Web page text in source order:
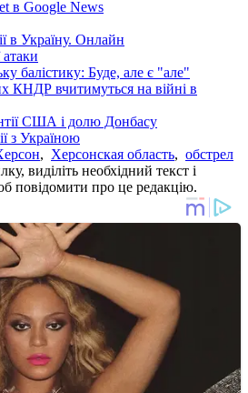
в Google News
в Україну. Онлайн
балістику: Буде, але є "але"
КНДР вчитимуться на війні в
США і долю Донбасу
з Україною
, Херсонская область, обстрел
виділіть необхідний текст і
повідомити про це редакцію.